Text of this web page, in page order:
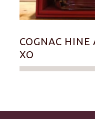
COGNAC HINE
XO